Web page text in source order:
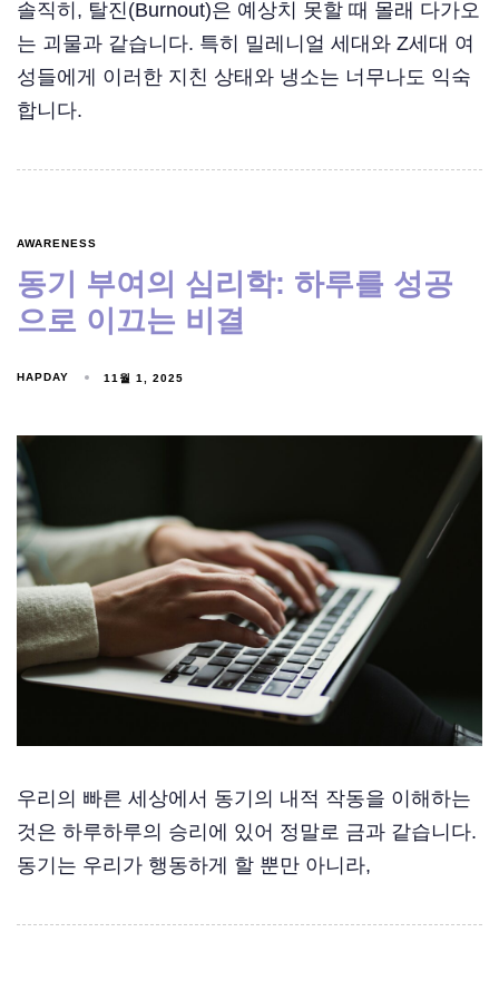
솔직히, 탈진(Burnout)은 예상치 못할 때 몰래 다가오
는 괴물과 같습니다. 특히 밀레니얼 세대와 Z세대 여
성들에게 이러한 지친 상태와 냉소는 너무나도 익숙
합니다.
AWARENESS
동기 부여의 심리학: 하루를 성공
으로 이끄는 비결
HAPDAY 11월 1, 2025
우리의 빠른 세상에서 동기의 내적 작동을 이해하는
것은 하루하루의 승리에 있어 정말로 금과 같습니다.
동기는 우리가 행동하게 할 뿐만 아니라,